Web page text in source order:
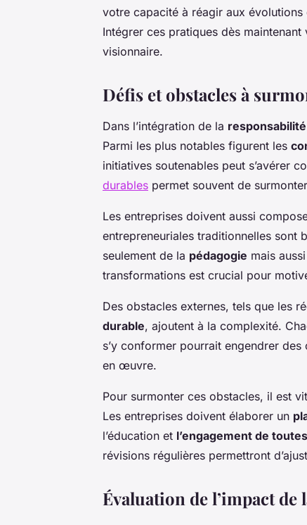
votre capacité à réagir aux
Intégrer ces pratiques dès
visionnaire.
Défis et obstacles à
Dans l’intégration de la
Parmi les plus notables figurent les
initiatives soutenables peut s’avérer
durables permet souvent de
Les entreprises doivent aussi
entrepreneuriales traditionnelles sont
seulement de la pédagogie mais
transformations est crucial pour
Des obstacles externes, tels que les
durable, ajoutent à la complexité.
s’y conformer pourrait engendrer
en œuvre.
Pour surmonter ces obstacles, il est
Les entreprises doivent élaborer un
l’éducation et l’engagement de
révisions régulières permettront
Évaluation de l’impact